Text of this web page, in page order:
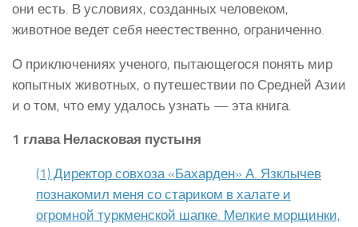
они есть. В условиях, созданных человеком,
животное ведет себя неестественно, ограниченно.
О приключениях ученого, пытающегося понять мир
копытных животных, о путешествии по Средней Азии
и о том, что ему удалось узнать — эта книга.
1 глава Неласковая пустыня
(1) Директор совхоза «Бахарден» А. Язклычев
познако­мил меня со стариком в халате и
огромной туркменской шапке. Мелкие морщинки,